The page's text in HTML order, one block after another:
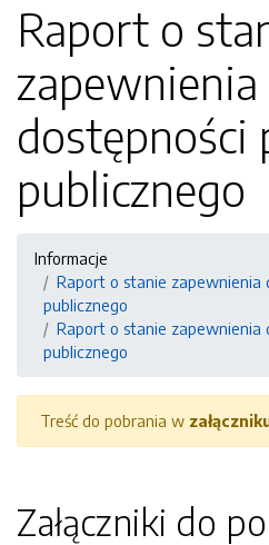
Raport o
zapewnienia
dostępności
publicznego
Informacje
Raport o stanie zapewnienia
publicznego
Raport o stanie zapewnienia
publicznego
Treść do pobrania w
Załączniki do